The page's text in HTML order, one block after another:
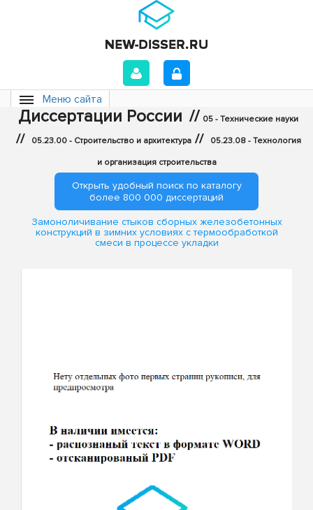
Меню сайта
Диссертации России // 05 - Технические науки
// 05.23.00 - Строительство и архитектура // 05.23.08 - Технология
и организация строительства
Открыть удобный поиск по каталогу
более 800 000 диссертаций
Замоноличивание стыков сборных железобетонных
конструкций в зимних условиях с термообработкой
смеси в процессе укладки